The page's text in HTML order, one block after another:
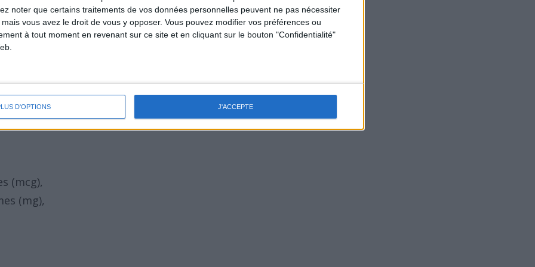
noter que certains traitements de vos données personnelles peuvent ne pas nécessiter
vous avez le droit de vous y opposer. Vous pouvez modifier vos préférences ou
à tout moment en revenant sur ce site et en cliquant sur le bouton "Confidentialité"
D'OPTIONS J'ACCEPTE
si vous en mangez en modération, il
divers bienfaits santé sans risque.
sont des sources utiles en nutriments
(mcg),
(mg),